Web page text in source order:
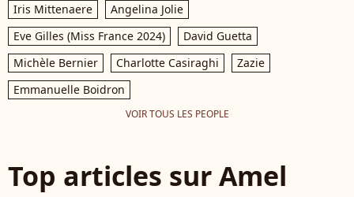
Iris Mittenaere
Angelina Jolie
Eve Gilles (Miss France 2024)
David Guetta
Michèle Bernier
Charlotte Casiraghi
Zazie
Emmanuelle Boidron
VOIR TOUS LES PEOPLE
Top articles sur Amel